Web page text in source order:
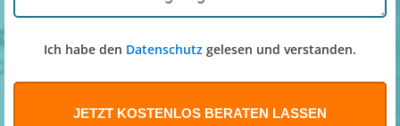
Ich habe den Datenschutz gelesen und verstanden.